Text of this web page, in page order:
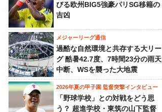
びる欧州BIG5強豪パリSG移籍の
吉凶
メジャーリーグ通信
過酷な自然環境と共存する大リー
グ 酷暑42.7度、7時間23分の雨天
中断、WSを襲った大地震
2026年夏の甲子園 監督突撃インタビュー
「野球学校」との対戦をどう思
う？ 超進学校・東筑の山下監督